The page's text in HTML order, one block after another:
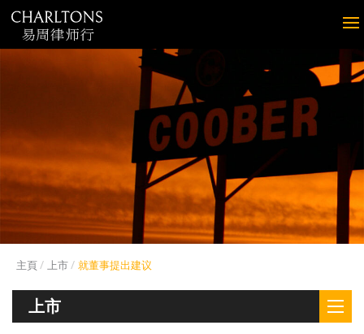
主頁 上市 就董事提出建议
上市